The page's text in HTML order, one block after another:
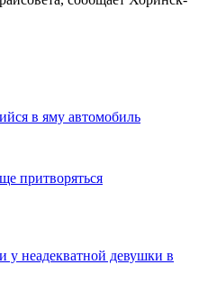
в яму автомобиль
притворяться
у неадекватной девушки в